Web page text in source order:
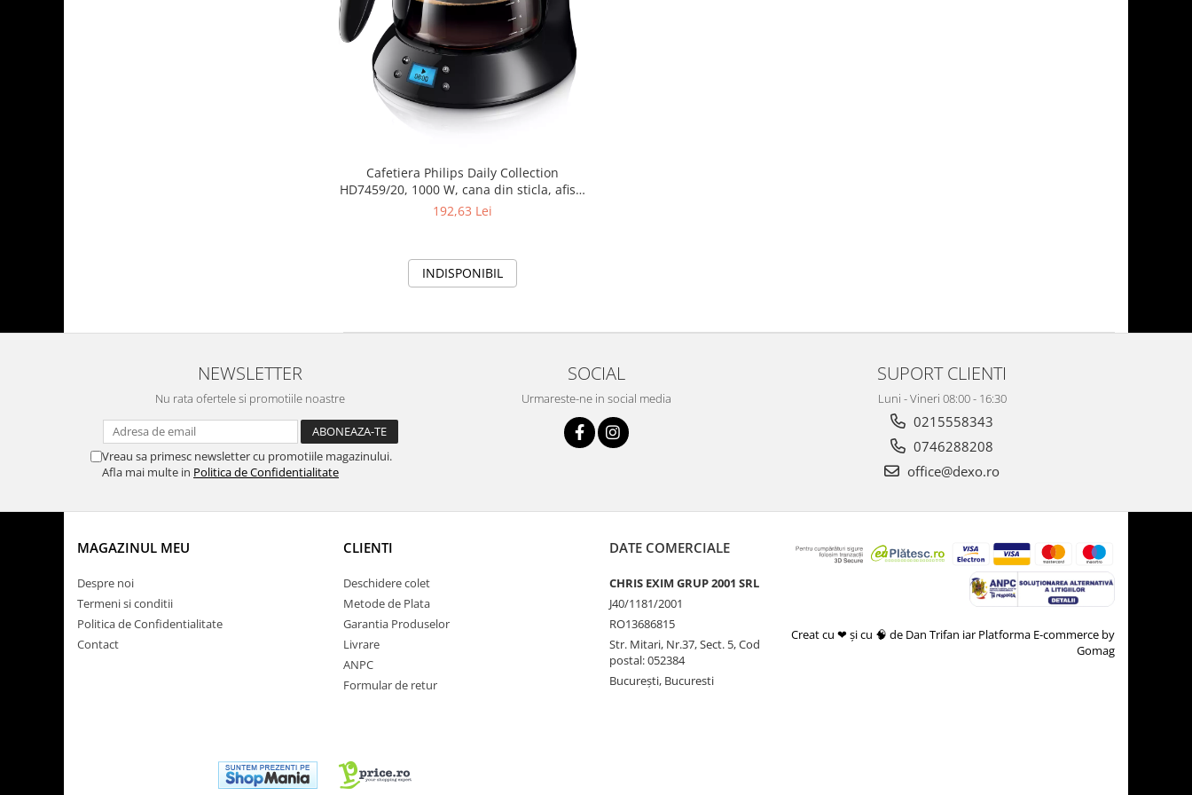
Cafetiera Philips Daily Collection
HD7459/20, 1000 W, cana din sticla, afisaj
LCD, aroma twister, cronometru, Negru
192,63 Lei
INDISPONIBIL
NEWSLETTER
Nu rata ofertele si promotiile noastre
Vreau sa primesc newsletter cu promotiile magazinului.
Afla mai multe in Politica de Confidentialitate
SOCIAL
Urmareste-ne in social media
SUPORT CLIENTI
Luni - Vineri 08:00 - 16:30
0215558343
0746288208
office@dexo.ro
MAGAZINUL MEU
Despre noi
Termeni si conditii
Politica de Confidentialitate
Contact
CLIENTI
Deschidere colet
Metode de Plata
Garantia Produselor
Livrare
ANPC
Formular de retur
DATE COMERCIALE
CHRIS EXIM GRUP 2001 SRL
J40/1181/2001
RO13686815
Str. Mitari, Nr.37, Sect. 5, Cod
postal: 052384
București, Bucuresti
Creat cu ❤ și cu 🧠 de Dan Trifan iar Platforma E-commerce by
Gomag